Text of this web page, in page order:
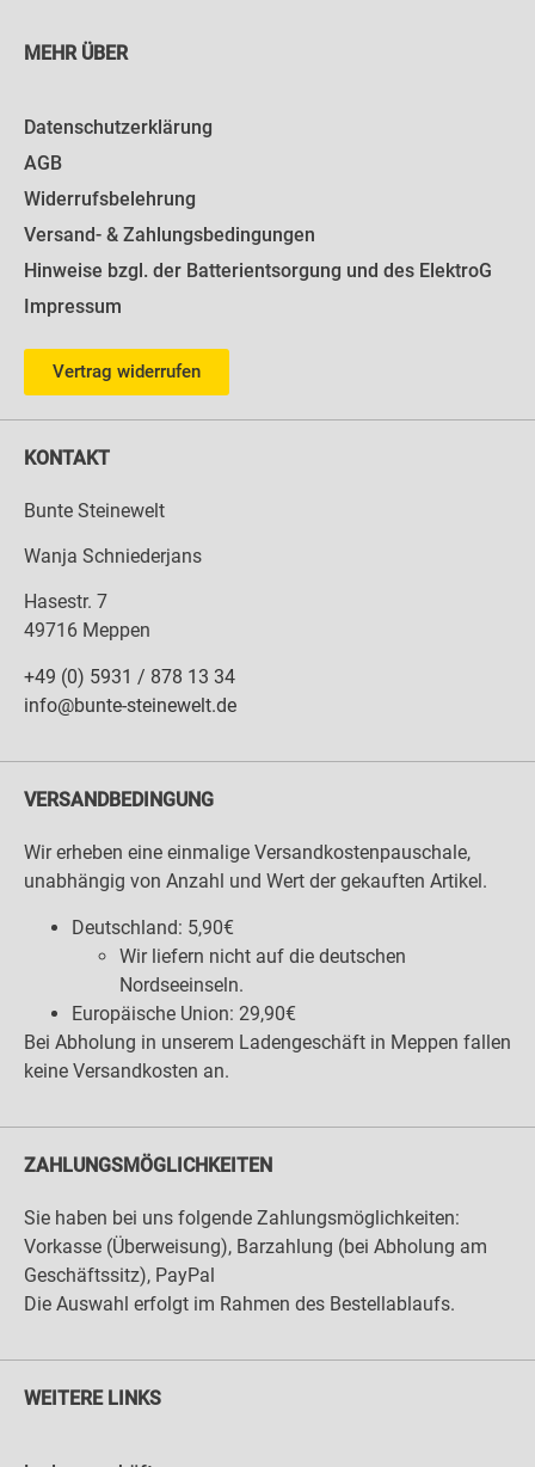
MEHR ÜBER
Datenschutzerklärung
AGB
Widerrufsbelehrung
Versand- & Zahlungsbedingungen
Hinweise bzgl. der Batterientsorgung und des ElektroG
Impressum
Vertrag widerrufen
KONTAKT
Bunte Steinewelt
Wanja Schniederjans
Hasestr. 7
49716 Meppen
+49 (0) 5931 / 878 13 34
info@bunte-steinewelt.de
VERSANDBEDINGUNG
Wir erheben eine einmalige Versandkostenpauschale,
unabhängig von Anzahl und Wert der gekauften Artikel.
Deutschland: 5,90€
Wir liefern nicht auf die deutschen
Nordseeinseln.
Europäische Union: 29,90€
Bei Abholung in unserem Ladengeschäft in Meppen fallen
keine Versandkosten an.
ZAHLUNGSMÖGLICHKEITEN
Sie haben bei uns folgende Zahlungsmöglichkeiten:
Vorkasse (Überweisung), Barzahlung (bei Abholung am
Geschäftssitz), PayPal
Die Auswahl erfolgt im Rahmen des Bestellablaufs.
WEITERE LINKS